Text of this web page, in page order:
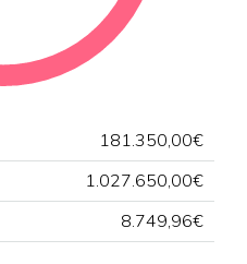
181.350,00€
1.027.650,00€
8.749,96€